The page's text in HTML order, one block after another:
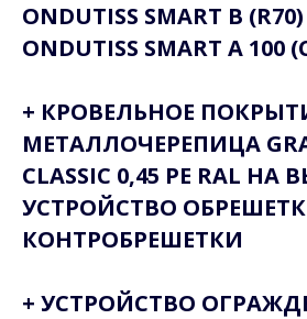
ONDUTISS SMART B
ONDUTISS SMART A
+ КРОВЕЛЬНОЕ
МЕТАЛЛОЧЕРЕПИЦА
CLASSIC 0,45 PE RAL НА
УСТРОЙСТВО
КОНТРОБРЕШЕТКИ
+ УСТРОЙСТВО